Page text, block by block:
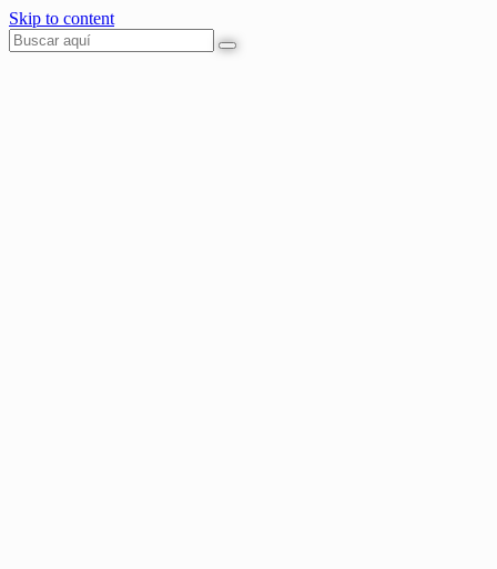
Skip to content